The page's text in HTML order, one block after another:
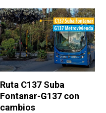
Ruta C137 Suba
Fontanar-G137 con
cambios